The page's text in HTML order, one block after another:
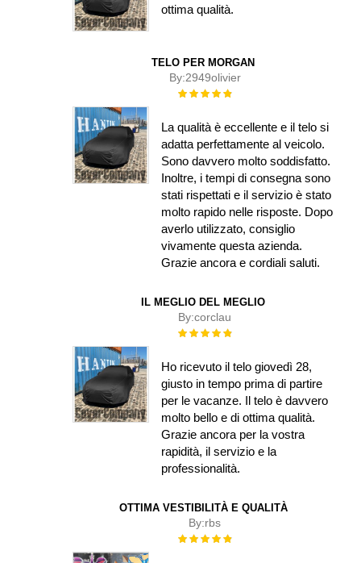
ottima qualità.
TELO PER MORGAN
By:2949olivier
Rating:
La qualità è eccellente e il telo si
adatta perfettamente al veicolo.
Sono davvero molto soddisfatto.
Inoltre, i tempi di consegna sono
stati rispettati e il servizio è stato
molto rapido nelle risposte. Dopo
averlo utilizzato, consiglio
vivamente questa azienda.
Grazie ancora e cordiali saluti.
IL MEGLIO DEL MEGLIO
By:corclau
Rating:
Ho ricevuto il telo giovedì 28,
giusto in tempo prima di partire
per le vacanze. Il telo è davvero
molto bello e di ottima qualità.
Grazie ancora per la vostra
rapidità, il servizio e la
professionalità.
OTTIMA VESTIBILITÀ E QUALITÀ
By:rbs
Rating: